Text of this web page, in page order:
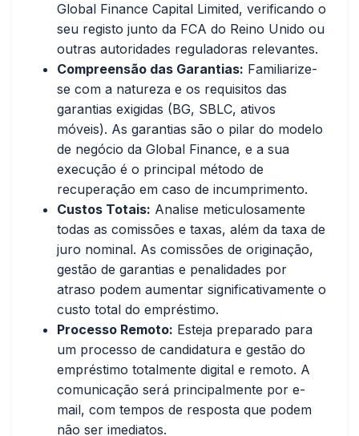
Global Finance Capital Limited, verificando o
seu registo junto da FCA do Reino Unido ou
outras autoridades reguladoras relevantes.
Compreensão das Garantias: Familiarize-
se com a natureza e os requisitos das
garantias exigidas (BG, SBLC, ativos
móveis). As garantias são o pilar do modelo
de negócio da Global Finance, e a sua
execução é o principal método de
recuperação em caso de incumprimento.
Custos Totais: Analise meticulosamente
todas as comissões e taxas, além da taxa de
juro nominal. As comissões de originação,
gestão de garantias e penalidades por
atraso podem aumentar significativamente o
custo total do empréstimo.
Processo Remoto: Esteja preparado para
um processo de candidatura e gestão do
empréstimo totalmente digital e remoto. A
comunicação será principalmente por e-
mail, com tempos de resposta que podem
não ser imediatos.